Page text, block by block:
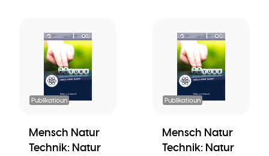
Publikatioun
Mensch Natur
Technik: Natur
Publikatioun
Mensch Natur
Technik: Natur